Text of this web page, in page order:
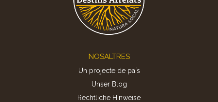
NOSALTRES
Un projecte de país
Unser Blog
Rechtliche Hinweise